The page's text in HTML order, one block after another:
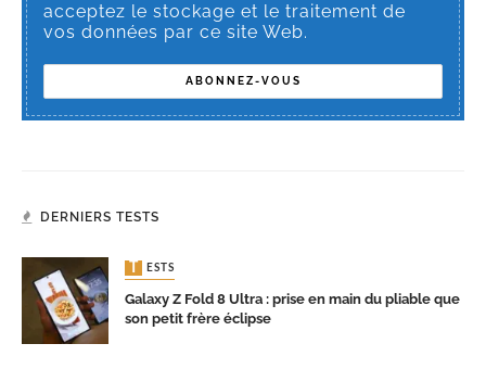
acceptez le stockage et le traitement de
vos données par ce site Web.
DERNIERS TESTS
TESTS
Galaxy Z Fold 8 Ultra : prise en main du pliable que
son petit frère éclipse